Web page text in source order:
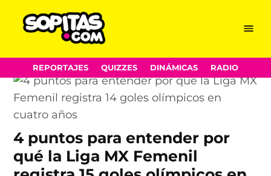
content
Menu
REPORTAJES QUIZZES DINÁMICAS RADIO
Liliana Mercado
4 puntos para entender por
qué la Liga MX Femenil